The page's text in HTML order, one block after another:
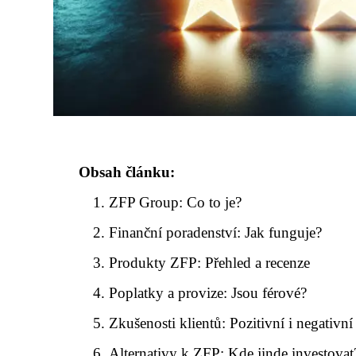
Obsah článku:
ZFP Group: Co to je?
Finanční poradenství: Jak funguje?
Produkty ZFP: Přehled a recenze
Poplatky a provize: Jsou férové?
Zkušenosti klientů: Pozitivní i negativní